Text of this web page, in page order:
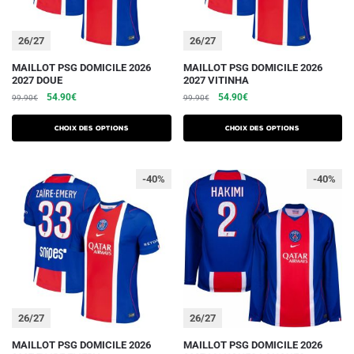
du
du
26/27
MAILLOT PSG DOMICILE 2026
2027 DOUE
99.90€
Le
initial
était :
54.90€Le
actuel
est :
Choix des options
Ce
produit
a
plusieurs
variations.
options
peuvent
être
choisies
du
26/27
MAILLOT PSG DOMICILE 2026
2027 VITINHA
99.90€
Le
initial
était :
54.90€Le
actuel
est :
Choix des options
Ce
produit
a
plusieurs
variations.
options
peuvent
être
choisies
sur
la
page
du
26/27
-40%
MAILLOT PSG DOMICILE 2026
Ce
26/27
-40%
MAILLOT PSG DOMICILE 2026
Ce